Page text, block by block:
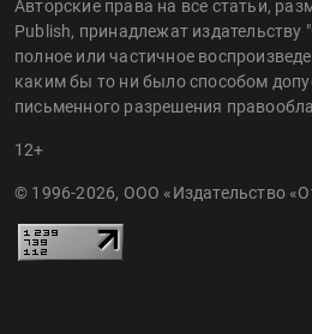
Авторские права на все статьи,
Publish, принадлежат
полное или частичное
каким бы то ни было способом
письменного разрешения
12+
© 1996-2026, ООО «Издательство